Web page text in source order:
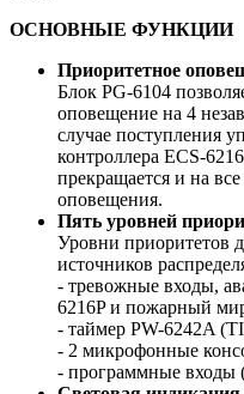
ОСНОВНЫЕ ФУНКЦИИ
Приоритетное
Блок PG-6104
оповещение на 4
случае поступления
контроллера ЕCS-
прекращается и на
оповещения.
Пять уровней
Уровни приоритетов
источников
- тревожные входы,
6216P и пожарный
- таймер PW-6242A
- 2 микрофонные
- программные входы